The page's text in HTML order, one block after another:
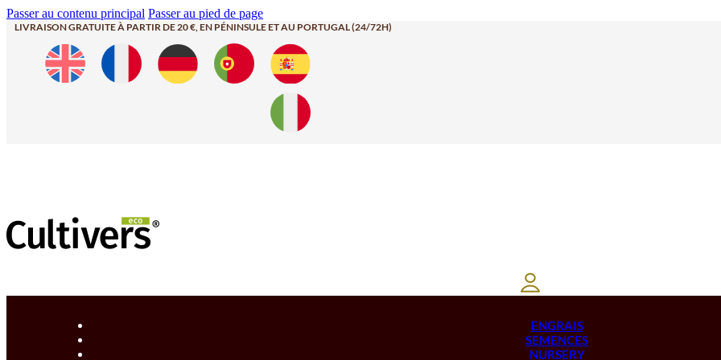
Passer au contenu principal Passer au pied de page
LIVRAISON GRATUITE À PARTIR DE 20 €, EN PÉNINSULE ET AU PORTUGAL (24/72H)
ENGRAIS
SEMENCES
NURSERY